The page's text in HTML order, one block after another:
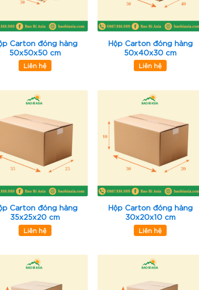
Carton đóng hàng
50x50x50 cm
Liên hệ
Hộp Carton đóng hàng
50x40x30 cm
Liên hệ
Carton đóng hàng
35x25x20 cm
Liên hệ
Hộp Carton đóng hàng
30x20x10 cm
Liên hệ